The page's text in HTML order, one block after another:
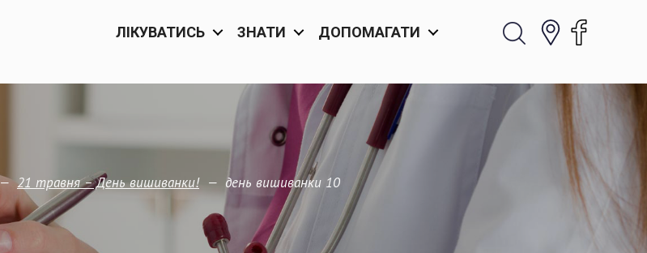
ЛІКУВАТИСЬ ЗНАТИ ДОПОМАГАТИ
— 21 травня – День вишиванки! — день вишиванки 10